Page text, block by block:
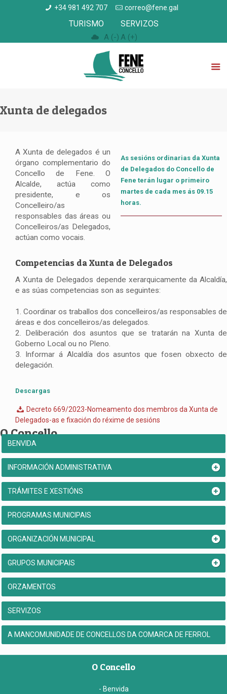
+34 981 492 707 correo@fene.gal
TURISMO SERVIZOS
A (-) A (+)
Xunta de delegados
As sesións ordinarias da Xunta
de Delegados do Concello de
Fene terán lugar o primeiro
martes de cada mes ás 09.15
horas.
A Xunta de delegados é un
órgano complementario do
Concello de Fene. O
Alcalde, actúa como
presidente, e os
Concelleiro/as
responsables das áreas ou
Concelleiros/as Delegados,
actúan como vocais.
Competencias da Xunta de Delegados
A Xunta de Delegados depende xerarquicamente da Alcaldía,
e as súas competencias son as seguintes:
1. Coordinar os traballos dos concelleiros/as responsables de
áreas e dos concelleiros/as delegados.
2. Deliberación dos asuntos que se tratarán na Xunta de
Goberno Local ou no Pleno.
3. Informar á Alcaldía dos asuntos que fosen obxecto de
delegación.
Descargas
Decreto 669/2023-Nomeamento dos membros da Xunta de
Delegados-as e fixación do réxime de sesións
O Concello
BENVIDA
INFORMACIÓN ADMINISTRATIVA
TRÁMITES E XESTIÓNS
PROGRAMAS MUNICIPAIS
ORGANIZACIÓN MUNICIPAL
GRUPOS MUNICIPAIS
ORZAMENTOS
SERVIZOS
A MANCOMUNIDADE DE CONCELLOS DA COMARCA DE FERROL
O Concello
- Benvida